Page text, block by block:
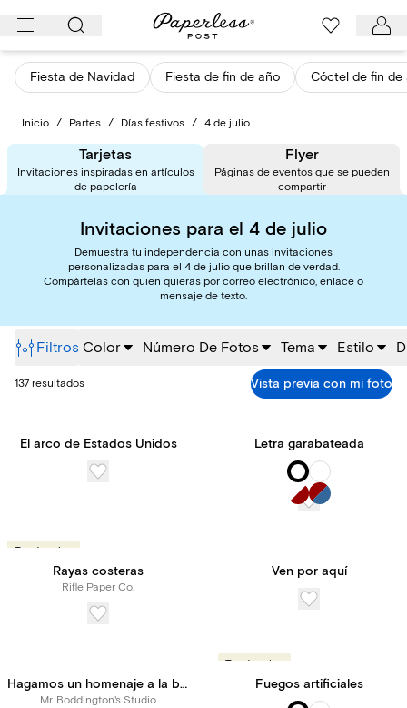
Ir
contenido
Fiesta de Navidad Fiesta de fin de año Cóctel de fin de
Inicio / Partes / Días festivos / 4 de julio
Tarjetas
Invitaciones inspiradas en artículos
de papelería
Flyer
Páginas de eventos que se pueden
compartir
Invitaciones para el 4 de julio
Demuestra tu independencia con unas invitaciones
personalizadas para el 4 de julio que brillan de verdad.
Compártelas con quien quieras por correo electrónico, enlace o
mensaje de texto.
Filtros Color Número De Fotos Tema Estilo
137 resultados Vista previa con mi foto
El arco de Estados Unidos Letra garabateada
Tendencias
Rayas costeras
Rifle Paper Co.
Ven por aquí
Hagamos un homenaje a la bandera estadounidense
Mr. Boddington's Studio
Tendencias
Fuegos artificiales